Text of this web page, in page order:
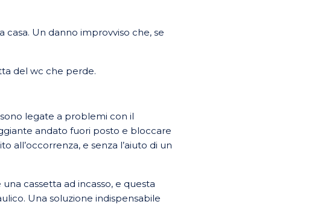
Un danno improvviso che, se
del wc che perde.
sono legate a problemi con il
andato fuori posto e bloccare
all’occorrenza, e senza l’aiuto di un
cassetta ad incasso, e questa
Una soluzione indispensabile